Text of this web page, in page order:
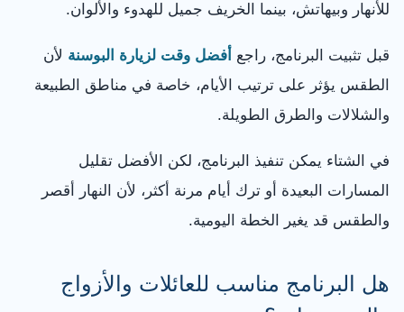
للأنهار وبيهاتش، بينما الخريف جميل للهدوء والألوان.
قبل تثبيت البرنامج، راجع أفضل وقت لزيارة البوسنة لأن
الطقس يؤثر على ترتيب الأيام، خاصة في مناطق الطبيعة
والشلالات والطرق الطويلة.
في الشتاء يمكن تنفيذ البرنامج، لكن الأفضل تقليل
المسارات البعيدة أو ترك أيام مرنة أكثر، لأن النهار أقصر
والطقس قد يغير الخطة اليومية.
هل البرنامج مناسب للعائلات والأزواج